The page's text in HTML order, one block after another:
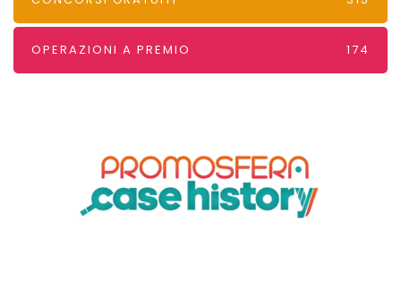
OPERAZIONI A PREMIO 174